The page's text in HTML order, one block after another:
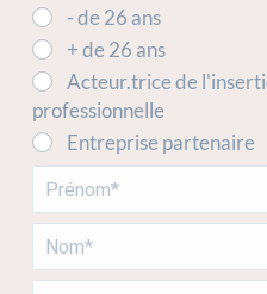
- de 26 ans
+ de 26 ans
Acteur.trice de
professionnelle
Entreprise partenaire